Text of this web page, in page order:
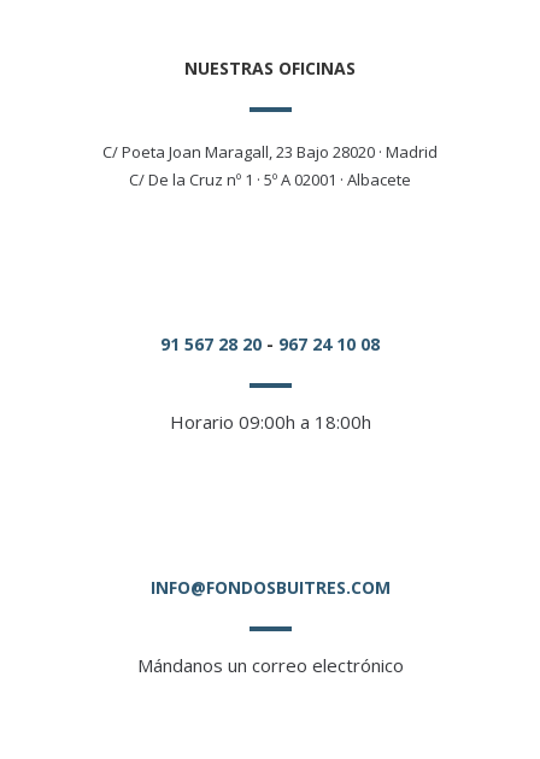
NUESTRAS OFICINAS
C/ Poeta Joan Maragall, 23 Bajo 28020 · Madrid
C/ De la Cruz nº 1 · 5º A 02001 · Albacete
91 567 28 20 - 967 24 10 08
Horario 09:00h a 18:00h
INFO@FONDOSBUITRES.COM
Mándanos un correo electrónico